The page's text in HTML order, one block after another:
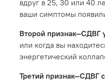
вдруг в 25, 30 или 40
ваши симптомы
Второй признак—СДВГ
или когда вы
энергетический
Третий признак—СДВГ